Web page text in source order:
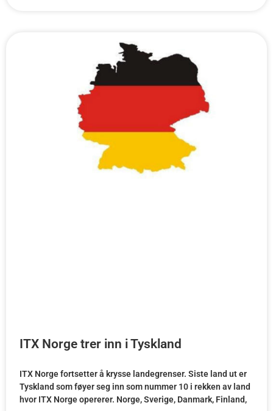
ITX Norge trer inn i Tyskland
ITX Norge fortsetter å krysse landegrenser. Siste land ut er
Tyskland som føyer seg inn som nummer 10 i rekken av land
hvor ITX Norge opererer. Norge, Sverige, Danmark, Finland,